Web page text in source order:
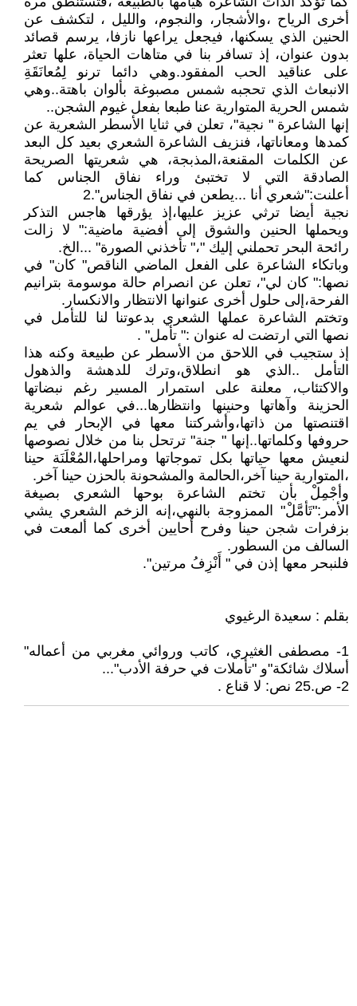
أخرى الرياح ،والأشجار، والنجوم، والليل ، لتكشف عن
الحنين الذي يسكنها، فيجعل يراعها نازفا، يرسم قصائد
بدون عنوان، إذ تسافر بنا في متاهات الحياة، علها تعثر
على عناقيد الحب المفقود.وهي دائما ترنو لِمُعانَقَةِ
الانبعاث الذي تحجبه شمس مصبوغة بألوان باهتة..وهي
شمس الحرية المتوارية عنا طبعا بفعل غيوم الشجن..
إنها الشاعرة " نجية"، تعلن في ثنايا الأسطر الشعرية عن
كمدها ومعاناتها، فنزيف الشاعرة الشعري بعيد كل البعد
عن الكلمات المقنعة،المذبجة، هي شعريتها الصريحة
الصادقة التي لا تختبئ وراء نفاق الجناس كما
أعلنت:"شعري أنا ...يطعن في نفاق الجناس".2
نجية أيضا ترثي عزيز عليها،إذ يؤرقها هاجس التذكر
ويحملها الحنين والشوق إلى أفضية ماضية:" لا زالت
رائحة البحر تحملني إليك "،" تأخذني الصورة" ...الخ.
وباتكاء الشاعرة على الفعل الماضي الناقص" كان" في
نصها:" كان لي"، تعلن عن انصرام حالة موسومة بترانيم
الفرحة،إلى حلول أخرى عنوانها الانتظار والانكسار.
وتختم الشاعرة عملها الشعري بدعوتنا لنا للتأمل في
نصها التي ارتضت له عنوان :" تأمل" .
إذ ستجيب في اللاحق من الأسطر عن طبيعة وكنه هذا
التأمل ..الذي هو انطلاق،وترك للدهشة والذهول
والاكتئاب، معلنة على استمرار المسير رغم نبضاتها
الحزينة وآهاتها وحنينها وانتظارها...في عوالم شعرية
اقتنصتها من ذاتها،وأشركتنا معها في الإبحار في يم
حروفها وكلماتها..إنها " جنة" ترتحل بنا من خلال نصوصها
لنعيش معها حياتها بكل تموجاتها ومراحلها،المُعْلَنَة حينا
،المتوارية حينا آخر،الحالمة والمشحونة بالحزن حينا آخر.
وأجْمِلْ بأن تختم الشاعرة بوحها الشعري بصيغة
الأمر:"تَأمَّلْ" الممزوجة بالنهي،إنه الزخم الشعري يشي
بزفرات شجن حينا وفرح أحايين أخرى كما ألمعت في
السالف من السطور.
فلنبحر معها إذن في " أَنْزِفُ مرتين".
بقلم : سعيدة الرغيوي
1- مصطفى الغثيري، كاتب وروائي مغربي من أعماله"
أسلاك شائكة"و "تأملات في حرفة الأدب"...
2- ص.25 نص: لا قناع .